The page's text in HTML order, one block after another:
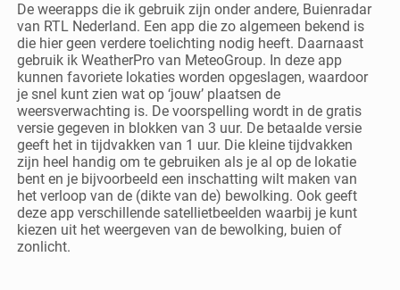
De weerapps die ik gebruik zijn onder andere, Buienradar
van RTL Nederland. Een app die zo algemeen bekend is
die hier geen verdere toelichting nodig heeft. Daarnaast
gebruik ik WeatherPro van MeteoGroup. In deze app
kunnen favoriete lokaties worden opgeslagen, waardoor
je snel kunt zien wat op ‘jouw’ plaatsen de
weersverwachting is. De voorspelling wordt in de gratis
versie gegeven in blokken van 3 uur. De betaalde versie
geeft het in tijdvakken van 1 uur. Die kleine tijdvakken
zijn heel handig om te gebruiken als je al op de lokatie
bent en je bijvoorbeeld een inschatting wilt maken van
het verloop van de (dikte van de) bewolking. Ook geeft
deze app verschillende satellietbeelden waarbij je kunt
kiezen uit het weergeven van de bewolking, buien of
zonlicht.